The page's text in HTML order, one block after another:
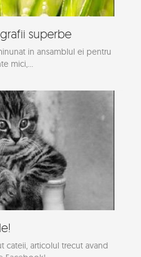
superbe
in ansamblul ei pentru
mici,...
cateii, articolul trecut avand